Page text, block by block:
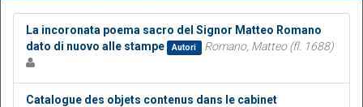
La incoronata poema sacro del Signor Matteo Romano
dato di nuovo alle stampe
Autori Romano, Matteo (fl. 1688)
Catalogue des objets contenus dans le cabinet